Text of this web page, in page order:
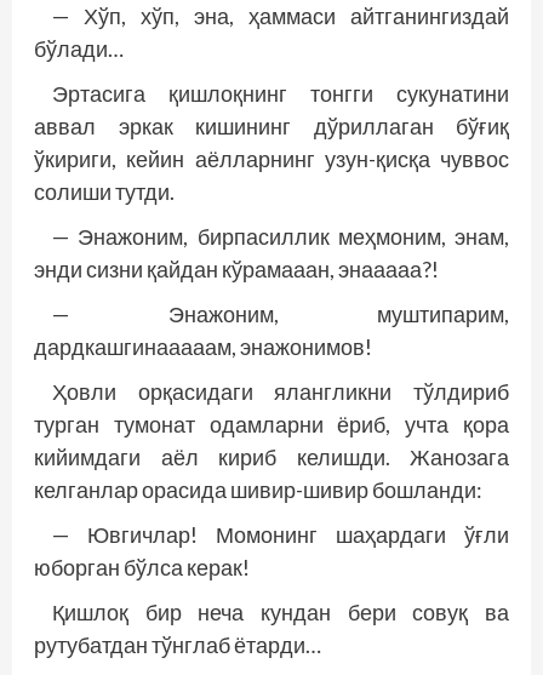
— Хўп, хўп, эна, ҳаммаси айтганингиздай
бўлади…
Эртасига қишлоқнинг тонгги сукунатини
аввал эркак кишининг дўриллаган бўғиқ
ўкириги, кейин аёлларнинг узун-қисқа чуввос
солиши тутди.
— Энажоним, бирпасиллик меҳмоним, энам,
энди сизни қайдан кўрамааан, энааааа?!
— Энажоним, муштипарим,
дардкашгинааааам, энажонимов!
Ҳовли орқасидаги ялангликни тўлдириб
турган тумонат одамларни ёриб, учта қора
кийимдаги аёл кириб келишди. Жанозага
келганлар орасида шивир-шивир бошланди:
— Ювгичлар! Момонинг шаҳардаги ўғли
юборган бўлса керак!
Қишлоқ бир неча кундан бери совуқ ва
рутубатдан тўнглаб ётарди…